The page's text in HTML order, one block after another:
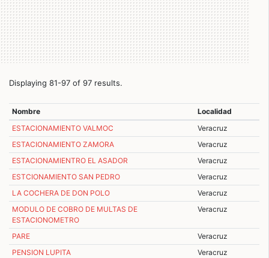
Displaying 81-97 of 97 results.
Nombre
Localidad
ESTACIONAMIENTO VALMOC
Veracruz
ESTACIONAMIENTO ZAMORA
Veracruz
ESTACIONAMIENTRO EL ASADOR
Veracruz
ESTCIONAMIENTO SAN PEDRO
Veracruz
LA COCHERA DE DON POLO
Veracruz
MODULO DE COBRO DE MULTAS DE
ESTACIONOMETRO
Veracruz
PARE
Veracruz
PENSION LUPITA
Veracruz